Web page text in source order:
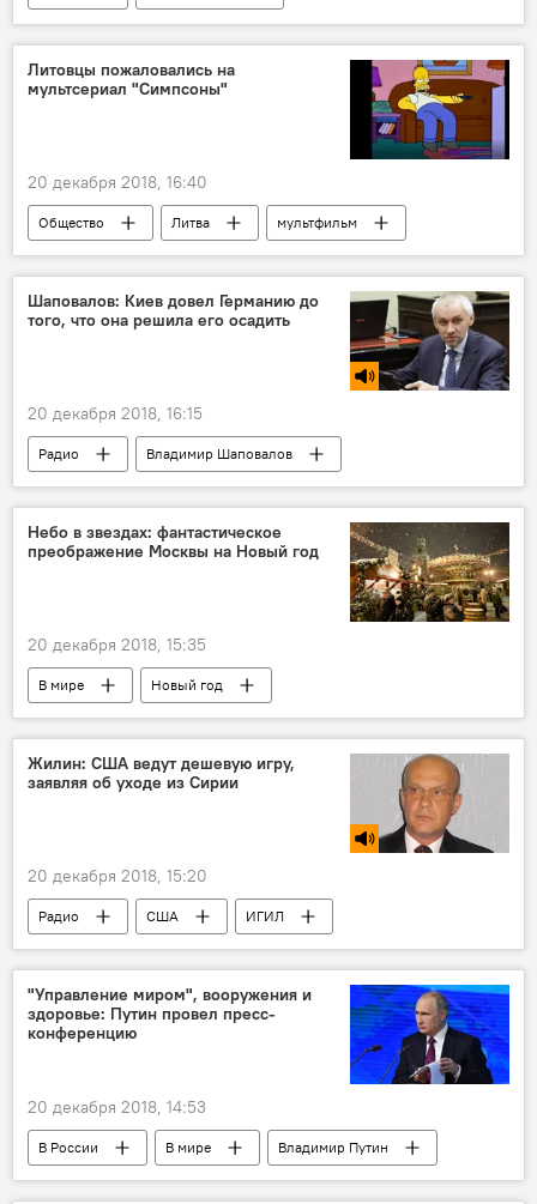
Верховная рада Украины Украина
Литовцы пожаловались на
мультсериал "Симпсоны"
20 декабря 2018, 16:40
Общество Литва мультфильм
Шаповалов: Киев довел Германию до
того, что она решила его осадить
20 декабря 2018, 16:15
Радио
Владимир Шаповалов
Украина
Германия
строительство газопровода "Северный поток-2"
Строительство газопровода "Северный поток - 2"
Небо в звездах: фантастическое
преображение Москвы на Новый год
20 декабря 2018, 15:35
В мире Новый год
Жилин: США ведут дешевую игру,
заявляя об уходе из Сирии
20 декабря 2018, 15:20
Радио США
ИГИЛ
Война в Сирии
"Управление миром", вооружения и
здоровье: Путин провел пресс-
конференцию
20 декабря 2018, 14:53
В России В мире
Владимир Путин
Россия